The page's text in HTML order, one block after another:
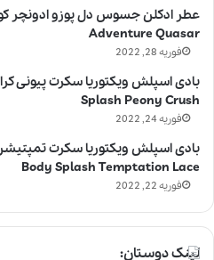
Adventure Quasar
فوریه 28, 2022
Splash Peony Crush
فوریه 24, 2022
Body Splash Temptation Lace
فوریه 22, 2022
لینک دوستان: